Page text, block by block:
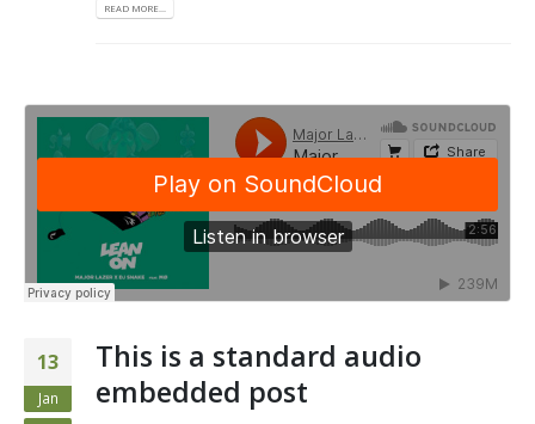
READ MORE...
13
Jan
This is a standard audio
embedded post